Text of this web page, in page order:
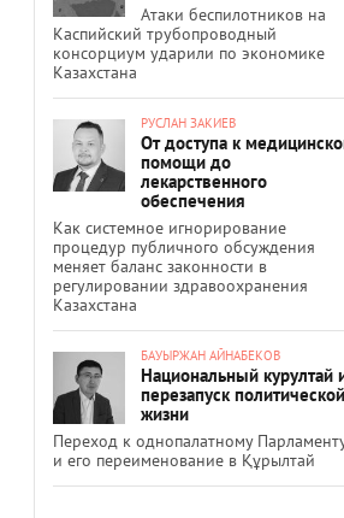
Атаки беспилотников на
Каспийский трубопроводный
консорциум ударили по экономике
Казахстана
РУСЛАН ЗАКИЕВ
От доступа к
помощи до
лекарственного
обеспечения
Как системное игнорирование
процедур публичного обсуждения
меняет баланс законности в
регулировании здравоохранения
Казахстана
БАУЫРЖАН АЙНАБЕКОВ
Национальный курултай
перезапуск политической
жизни
Переход к однопалатному
и его переименование в Құрылтай